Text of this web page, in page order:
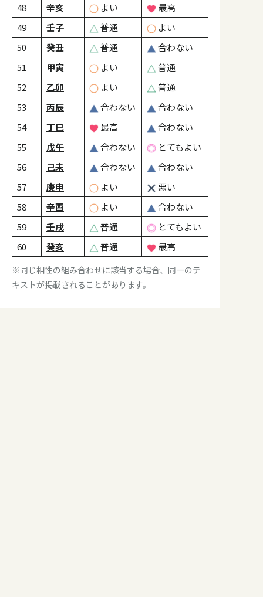
48
辛亥 よい
最高
49
壬子 普通
よい
50
癸丑 普通
合わない
51
甲寅 よい
普通
52
乙卯 よい
普通
53
丙辰 合わない
合わない
54
丁巳 最高
合わない
55
戊午 合わない
とてもよい
56
己未 合わない
合わない
57
庚申 よい
悪い
58
辛酉 よい
合わない
59
壬戌 普通
とてもよい
60
癸亥 普通 最高
※同じ相性の組み合わせに該当する場合、同一のテ
キストが掲載されることがあります。